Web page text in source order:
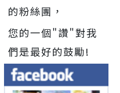
的粉絲團，
您的一個"讚"對我
們是最好的鼓勵!